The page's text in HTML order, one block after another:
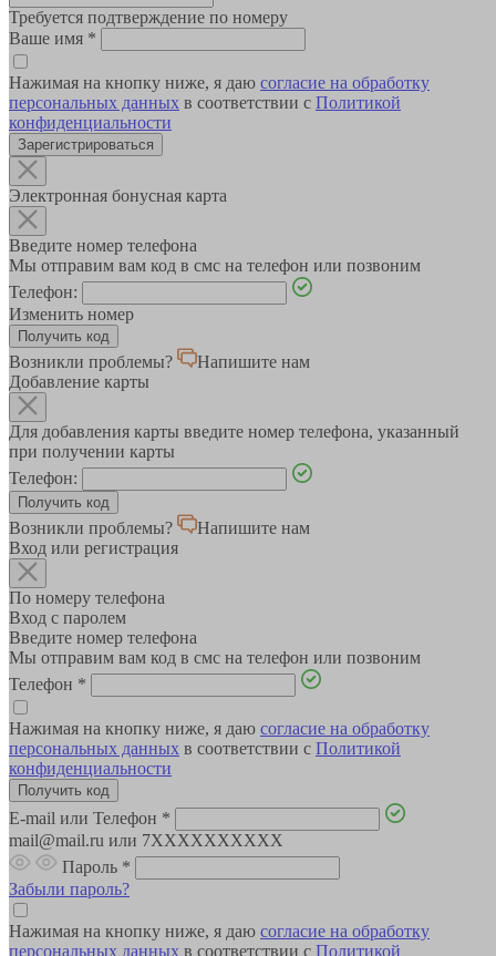
Требуется подтверждение по номеру
Ваше имя *
Нажимая на кнопку ниже, я даю согласие на обработку
персональных данных в соответствии с Политикой
конфиденциальности
Зарегистрироваться
Электронная бонусная карта
Введите номер телефона
Мы отправим вам код в смс на телефон или позвоним
Телефон:
Изменить номер
Возникли проблемы?
Напишите нам
Добавление карты
Для добавления карты введите номер телефона, указанный
при получении карты
Телефон:
Возникли проблемы?
Напишите нам
Вход или регистрация
По номеру телефона
Вход с паролем
Введите номер телефона
Мы отправим вам код в смс на телефон или позвоним
Телефон *
Нажимая на кнопку ниже, я даю согласие на обработку
персональных данных в соответствии с Политикой
конфиденциальности
E-mail или Телефон *
mail@mail.ru или 7XXXXXXXXXX
Пароль *
Забыли пароль?
Нажимая на кнопку ниже, я даю согласие на обработку
персональных данных в соответствии с Политикой